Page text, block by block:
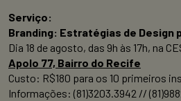
Serviço:
Branding: Estratégias de Design
Dia 18 de agosto, das 9h às 17h, na
Apolo 77, Bairro do Recife
Custo: R$180 para os 10 primeiros
Informações: (81)3203.3942 //